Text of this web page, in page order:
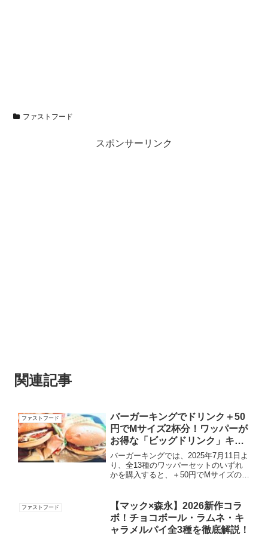
ファストフード
スポンサーリンク
関連記事
ファストフード
バーガーキングでドリンク＋50
円でMサイズ2杯分！ワッパーが
お得な「ビッグドリンク」キャ
ンペーン徹底解説！
バーガーキングでは、2025年7月11日よ
り、全13種のワッパーセットのいずれ
かを購入すると、＋50円でMサイズの2
されます。キャンペーン詳細引用：バー
ガーキング公式H...
ファストフード
【マック×森永】2026新作コラ
ボ！チョコボール・ラムネ・キ
ャラメルパイ全3種を徹底解説！